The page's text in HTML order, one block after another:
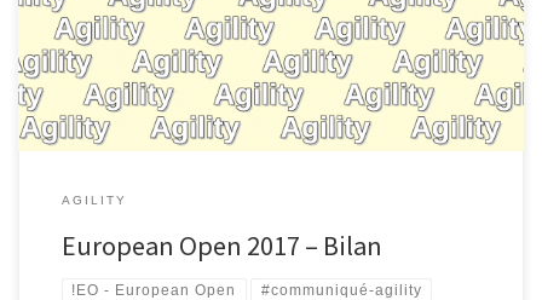
AGILITY
European Open 2017 – Bilan
!EO - European Open #communiqué-agility